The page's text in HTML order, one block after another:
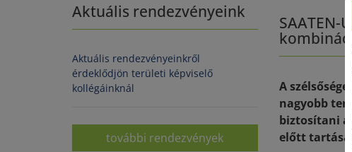
Aktuális rendezvényeink
Aktuális rendezvényeinkről
érdeklődjön területi képviselő
kollégáinknál
további rendezvények
SAATEN-
A
nagyobb
biztosítani
előtt